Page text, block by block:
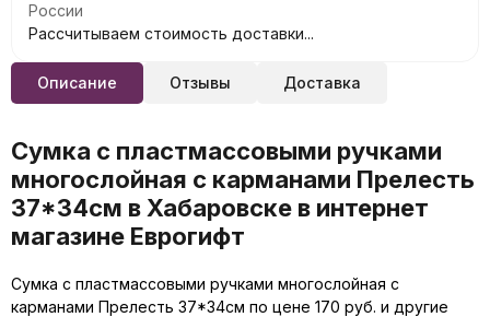
России
Рассчитываем стоимость доставки...
Описание Отзывы Доставка
Сумка с пластмассовыми ручками
многослойная с карманами Прелесть
37*34см в Хабаровске в интернет
магазине Еврогифт
Сумка с пластмассовыми ручками многослойная с
карманами Прелесть 37*34см по цене 170 руб. и другие